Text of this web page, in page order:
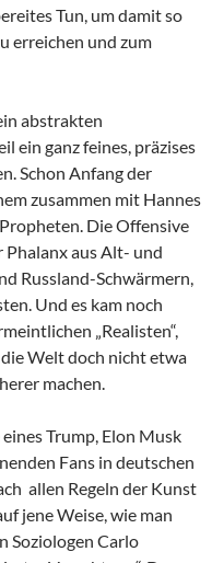
Tun, um damit so
erreichen und zum
abstrakten
ein ganz feines, präzises
Schon Anfang der
zusammen mit Hannes
Die Offensive
Phalanx aus Alt- und
Russland-Schwärmern,
Und es kam noch
„Realisten“,
Welt doch nicht etwa
machen.
Trump, Elon Musk
Fans in deutschen
allen Regeln der Kunst
jene Weise, wie man
Soziologen Carlo